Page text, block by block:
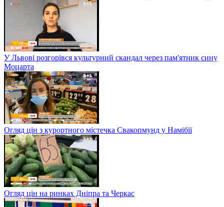
У Львові розгорівся культурний скандал через пам'ятник сину
Моцарта
Огляд цін з курортного містечка Свакопмунд у Намібії
Огляд цін на ринках Дніпра та Черкас